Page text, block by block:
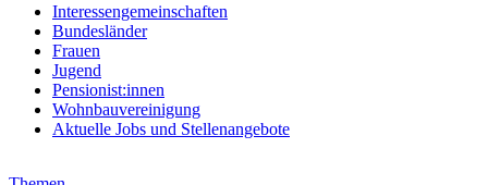
Interessengemeinschaften
Bundesländer
Frauen
Jugend
Pensionist:innen
Wohnbauvereinigung
Aktuelle Jobs und Stellenangebote